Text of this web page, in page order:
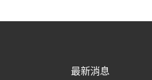
最新消息